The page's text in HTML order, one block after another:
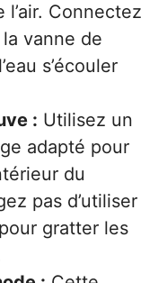
Connectez
vanne de
s’écouler
: Utilisez un
adapté pour
du
pas d’utiliser
gratter les